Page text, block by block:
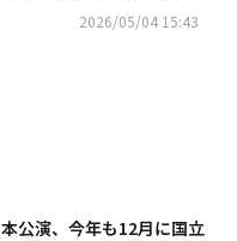
…SNSで否定“謝罪を求
2026/05/04 15:43
本公演、今年も12月に国立